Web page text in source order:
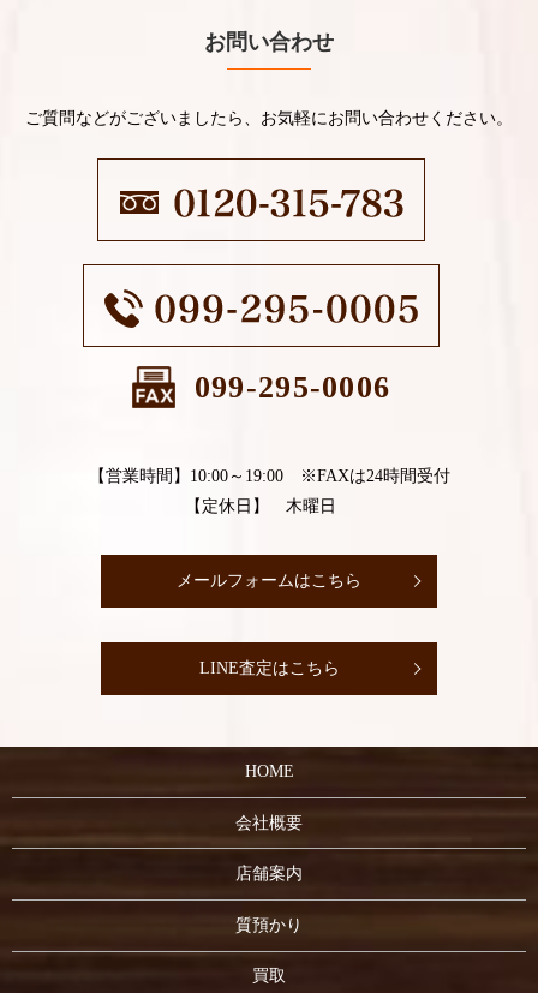
お問い合わせ
ご質問などがございましたら、お気軽にお問い合わせください。
099-295-0006
【営業時間】10:00～19:00 ※FAXは24時間受付
【定休日】 木曜日
メールフォームはこちら
LINE査定はこちら
HOME
会社概要
店舗案内
質預かり
買取